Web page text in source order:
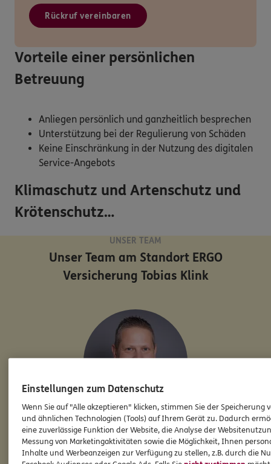
Rückruf vereinbaren
Vorteile einer persönlichen
Betreuung
Anliegen persönlich und ganzheitlich besprechen
Unterstützung bei der Regulierung von Schäden
Keine Einschränkung in der Nutzung des digitalen
Service-Angebots
Klimaschutz und Artenschutz und
Krötenschutz…
UNSER TEAM
Unser Team am StandortERGO
Versicherung Tobias Klink
TobiasKlink
Leiter der Subdirektion
Einstellungen zum Datenschutz
Wenn Sie auf "Alle akzeptieren" klicken, stimmen Sie der Speicherung
und ähnlichen Technologien (Tools) auf Ihrem Gerät zu. Dadurch
eine zuverlässige Funktion der Website, die Analyse der
Messung von Marketingaktivitäten sowie die Möglichkeit, Ihnen
Inhalte und Werbeanzeigen zur Verfügung zu stellen, z.B. durch die